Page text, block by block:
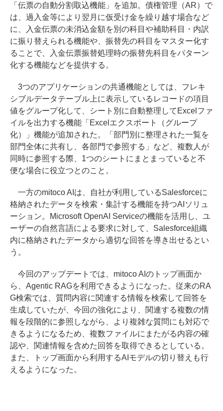
「伝票の自動分割取込機能」を追加。債権管理（AR）で
は、過入金等により翌月に仮受け金を繰り越す場合など
に、入金伝票の未消込金額を別の科目や補助科目・内訳
に振り替えられる機能や、振替先の科目をマスター化す
ることで、入金伝票振替処理時の振替先科目をパターン
化する機能などを提供する。
3つのアプリケーションの共通機能としては、フレキ
シブルデータテーブル上に表示しているレコードの項目
値をグループ化して、シート別に自動整理してExcelファ
イルを出力する機能「Excelエクスポート（グループ
化）」機能が追加された。「部門別に整理された一覧を
部門全体に共有し、各部門で参照する」など、複数人が
同時に参照する際、1つのシートにまとまっていると不
便な場合に役立つとのこと。
一方のmitoco AIは、自社が利用しているSalesforceに
格納されたデータを検索・集計する機能を持つAIソリュ
ーション。Microsoft OpenAI Serviceの機能を活用し、ユ
ーザーの自然言語による要求に対して、Salesforce組織
内に格納されたデータから適切な回答を導き出せるとい
う。
今回のアップデートでは、mitoco AIのトップ画面か
ら、Agentic RAGを利用できるようになった。従来のRA
G検索では、質問内容に関連する情報を検索して回答を
生成していたが、今回の強化により、関連する複数の情
報を段階的に参照しながら、より複雑な質問にも対応で
きるようになるため、複数ファイルにまたがる内容の確
認や、関連情報を含めた回答を取得できるとしている。
また、トップ画面から利用するAIモデルの切り替えも行
えるようになった。